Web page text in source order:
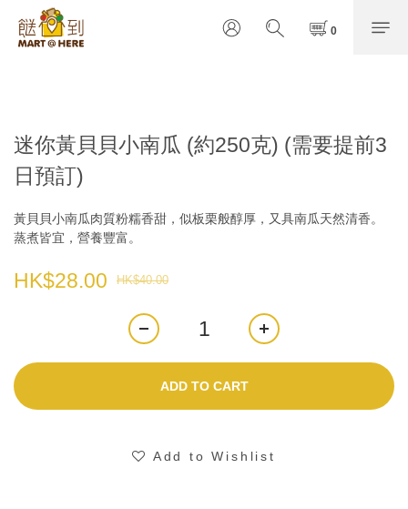
迷你黃貝貝小南瓜 (約250克) (需要提前3
日預訂)
黃貝貝小南瓜肉質粉糯香甜，似板栗般醇厚，又具南瓜天然清香。
蒸煮皆宜，營養豐富。
HK$40.00
HK$28.00
ADD TO CART
Add to Wishlist